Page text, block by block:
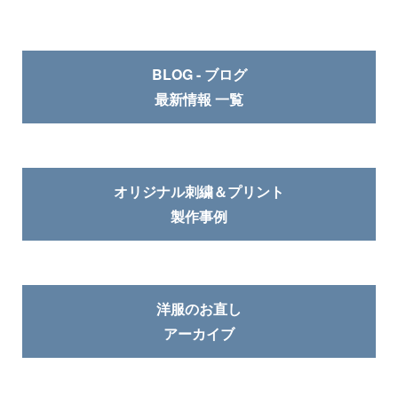
BLOG - ブログ
最新情報 一覧
オリジナル刺繍＆プリント
製作事例
洋服のお直し
アーカイブ